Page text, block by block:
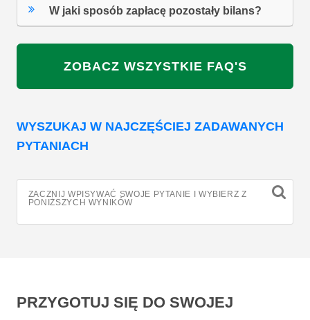
W jaki sposób zapłacę pozostały bilans?
ZOBACZ WSZYSTKIE FAQ'S
WYSZUKAJ W NAJCZĘŚCIEJ ZADAWANYCH
PYTANIACH
ZACZNIJ WPISYWAĆ SWOJE PYTANIE I WYBIERZ Z
PONIŻSZYCH WYNIKÓW
PRZYGOTUJ SIĘ DO SWOJEJ